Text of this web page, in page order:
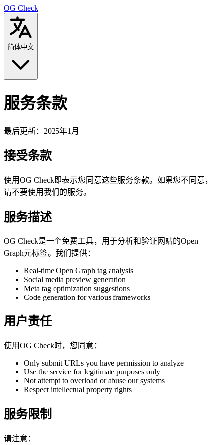
OG Check
简体中文
服务条款
最后更新：2025年1月
接受条款
使用OG Check即表示您同意这些服务条款。如果您不同意，
请不要使用我们的服务。
服务描述
OG Check是一个免费工具，用于分析和验证网站的Open
Graph元标签。我们提供：
Real-time Open Graph tag analysis
Social media preview generation
Meta tag optimization suggestions
Code generation for various frameworks
用户责任
使用OG Check时，您同意：
Only submit URLs you have permission to analyze
Use the service for legitimate purposes only
Not attempt to overload or abuse our systems
Respect intellectual property rights
服务限制
请注意：